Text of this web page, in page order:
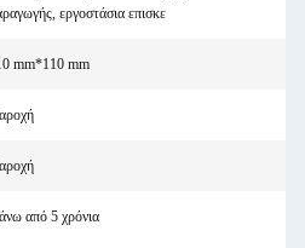
εργοστάσια επισκε
mm*110 mm
από 5 χρόνια